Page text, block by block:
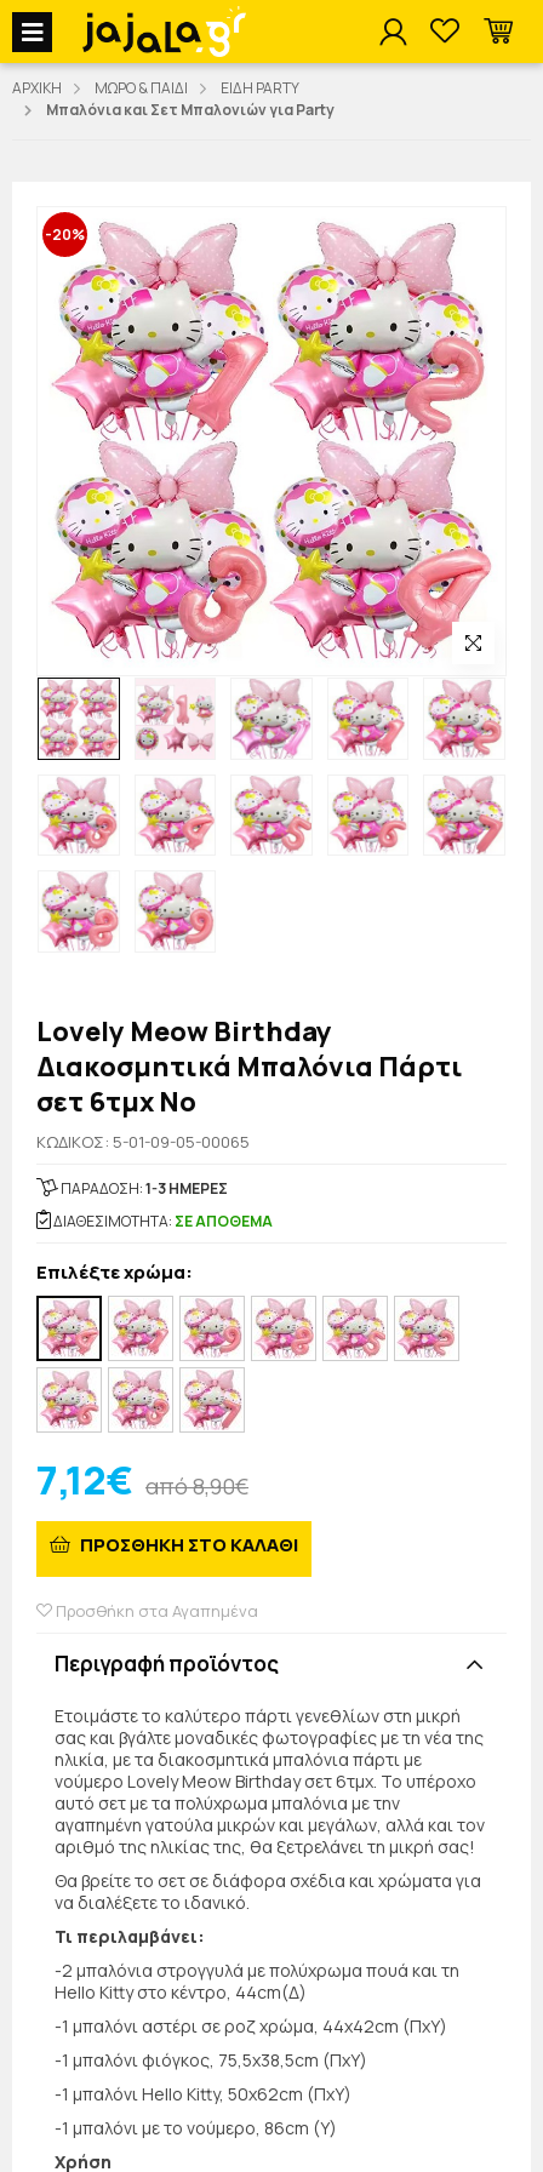
jajala Menu
ΑΡΧΙΚΗ ΜΩΡΟ & ΠΑΙΔΙ
ΕΙΔΗ PARTY
Μπαλόνια και Σετ Μπαλονιών για Party
-20%
Lovely Meow Birthday
Διακοσμητικά Μπαλόνια Πάρτι
σετ 6τμχ Νο
KΩΔΙΚΟΣ: 5-01-09-05-00065
ΠΑΡΑΔΟΣΗ:1-3 ΗΜΕΡΕΣ
ΔΙΑΘΕΣΙΜΟΤΗΤΑ: ΣΕ ΑΠΟΘΕΜΑ
Επιλέξτε χρώμα:
7,12€ από 8,90€
ΠΡΟΣΘΗΚΗ ΣΤΟ ΚΑΛΑΘΙ
Προσθήκη στα Αγαπημένα
Περιγραφή προϊόντος
Ετοιμάστε το καλύτερο πάρτι γενεθλίων στη μικρή
σας και βγάλτε μοναδικές φωτογραφίες με τη νέα της
ηλικία, με τα διακοσμητικά μπαλόνια πάρτι με
νούμερο Lovely Meow Birthday σετ 6τμχ. Το υπέροχο
αυτό σετ με τα πολύχρωμα μπαλόνια με την
αγαπημένη γατούλα μικρών και μεγάλων, αλλά και τον
αριθμό της ηλικίας της, θα ξετρελάνει τη μικρή σας!
Θα βρείτε το σετ σε διάφορα σχέδια και χρώματα για
να διαλέξετε το ιδανικό.
Τι περιλαμβάνει:
-2 μπαλόνια στρογγυλά με πολύχρωμα πουά και τη
Hello Kitty στο κέντρο, 44cm(Δ)
-1 μπαλόνι αστέρι σε ροζ χρώμα, 44x42cm (ΠxΥ)
-1 μπαλόνι φιόγκος, 75,5x38,5cm (ΠxΥ)
-1 μπαλόνι Hello Kitty, 50x62cm (ΠxΥ)
-1 μπαλόνι με το νούμερο, 86cm (Υ)
Χρήση